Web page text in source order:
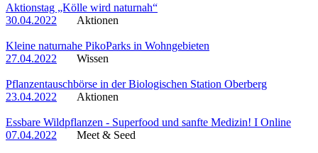
Aktionstag „Kölle wird naturnah“
30.04.2022
Aktionen
Kleine naturnahe PikoParks in Wohngebieten
27.04.2022
Wissen
Pflanzentauschbörse in der Biologischen Station Oberberg
23.04.2022
Aktionen
Essbare Wildpflanzen - Superfood und sanfte Medizin! I Online
07.04.2022
Meet & Seed